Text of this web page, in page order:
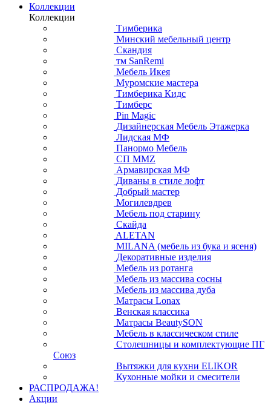
Коллекции
Коллекции
Тимберика
Минский мебельный центр
Скандия
тм SanRemi
Мебель Икея
Муромские мастера
Тимберика Кидс
Тимберс
Pin Magic
Дизайнерская Мебель Этажерка
Лидская МФ
Панормо Мебель
СП ММZ
Армавирская МФ
Диваны в стиле лофт
Добрый мастер
Могилевдрев
Мебель под старину
Скайда
ALETAN
MILANA (мебель из бука и ясеня)
Декоративные изделия
Мебель из ротанга
Мебель из массива сосны
Мебель из массива дуба
Матрасы Lonax
Венская классика
Матрасы BeautySON
Мебель в классическом стиле
Столешницы и комплектующие ПГ
Союз
Вытяжки для кухни ELIKOR
Кухонные мойки и смесители
РАСПРОДАЖА!
Акции